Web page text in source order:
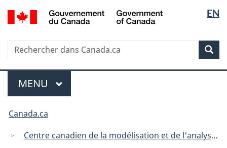
Passer
au
principal
Passer
à
sujet
du
gouvernement »
Passer
à
version
HTML
simplifiée
la
langue
EN
Recherche
Rechercher
dans
Canada.ca
Menu
MENU PRINCIPAL
êtes
ici
Canada.ca
Centre canadien de la modélisation et de l'analyse climatique